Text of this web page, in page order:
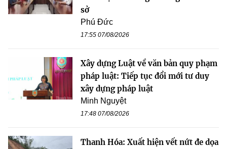
sở
Phú Đức
17:55 07/08/2026
Xây dựng Luật về văn bản quy phạm
pháp luật: Tiếp tục đổi mới tư duy
xây dựng pháp luật
Minh Nguyệt
17:48 07/08/2026
Thanh Hóa: Xuất hiện vết nứt đe dọa